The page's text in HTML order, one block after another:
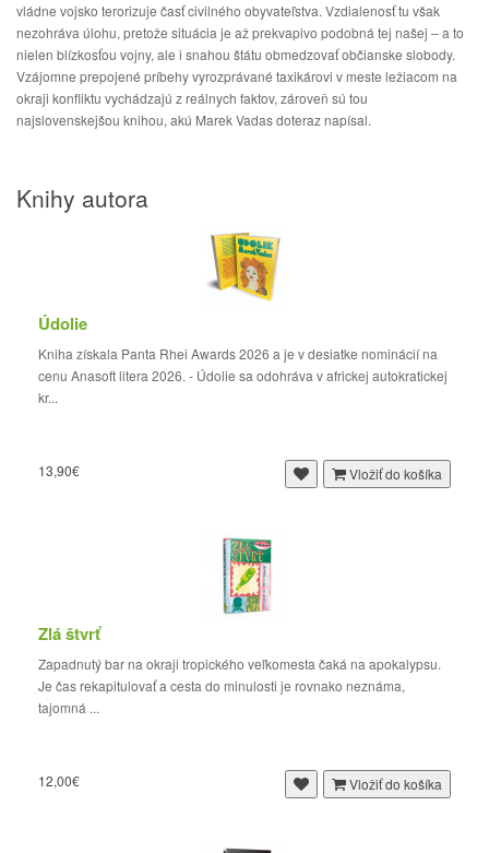
vládne vojsko terorizuje časť civilného obyvateľstva. Vzdialenosť tu však
nezohráva úlohu, pretože situácia je až prekvapivo podobná tej našej – a to
nielen blízkosťou vojny, ale i snahou štátu obmedzovať občianske slobody.
Vzájomne prepojené príbehy vyrozprávané taxikárovi v meste ležiacom na
okraji konfliktu vychádzajú z reálnych faktov, zároveň sú tou
najslovenskejšou knihou, akú Marek Vadas doteraz napísal.
Knihy autora
Údolie
Kniha získala Panta Rhei Awards 2026 a je v desiatke nominácií na
cenu Anasoft litera 2026. - Údolie sa odohráva v africkej autokratickej
kr...
13,90€ Vložiť do košíka
Zlá štvrť
Zapadnutý bar na okraji tropického veľkomesta čaká na apokalypsu.
Je čas rekapitulovať a cesta do minulosti je rovnako neznáma,
tajomná ...
12,00€ Vložiť do košíka